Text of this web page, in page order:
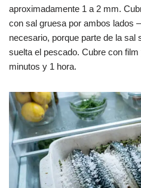
aproximadamente 1 a 2 mm.
con sal gruesa por ambos lados
necesario, porque parte de la sal
suelta el pescado. Cubre con
minutos y 1 hora.